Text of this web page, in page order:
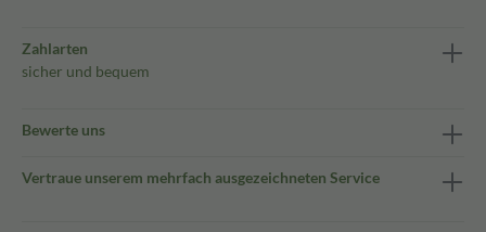
Zahlarten
sicher und bequem
Bewerte uns
Vertraue unserem mehrfach ausgezeichneten Service